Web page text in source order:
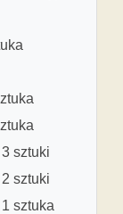
sztuki
sztuki
sztuka